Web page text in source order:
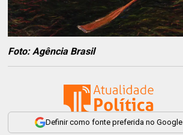
Foto: Agência Brasil
Definir como fonte preferida no Google